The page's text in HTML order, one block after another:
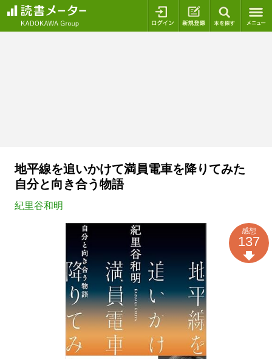
ログイン 新規登録
地平線を追いかけて満員電車を降りてみた
自分と向き合う物語
紀里谷和明
感想
137